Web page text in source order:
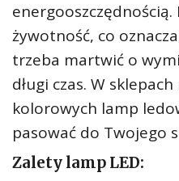
energooszczędnością.
żywotność, co
trzeba martwić o
długi czas. W
kolorowych lamp
pasować do Twojego
Zalety lamp LED: